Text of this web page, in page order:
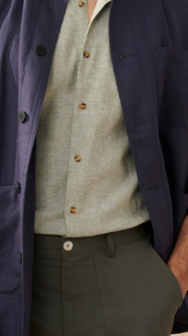
先徵得法定代理人或監護人之
未經同意申辦者引起之損失，
付」時，將依據個別帳號之用
度；若仍有額度不足之情形，
號或使用他人資訊註冊。若發
權停止該用戶之使用額度並採